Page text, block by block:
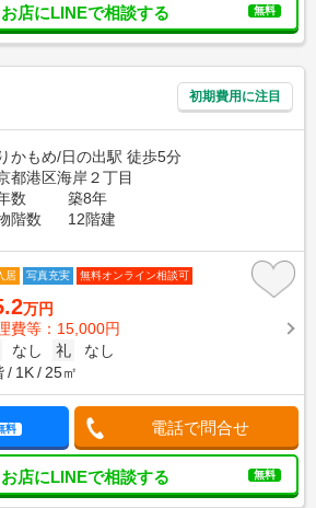
お店にLINEで相談する 無料
初期費用に注目
かもめ/日の出駅 徒歩5分
都港区海岸２丁目
数
築8年
階数
12階建
居 写真充実 無料オンライン相談可
万円
費等：15,000円
なし 礼
なし
1K 25㎡
料 電話で問合せ
お店にLINEで相談する 無料